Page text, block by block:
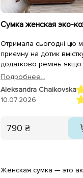
Отримала сьогодні цю
приємну на дотик
додатково ремінь якщо
плече повішати,
Подробнее...
Aleksandra Chaikovska
10.07.2026
790 ₴
Женская сумка — это